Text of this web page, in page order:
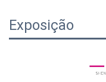
Exposição